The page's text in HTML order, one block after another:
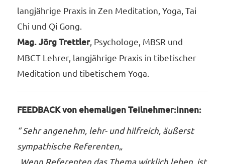
langjährige Praxis in Zen Meditation, Yoga, Tai
Chi und Qi Gong.
Mag. Jörg Trettler, Psychologe, MBSR und
MBCT Lehrer, langjährige Praxis in tibetischer
Meditation und tibetischem Yoga.
FEEDBACK von ehemaligen Teilnehmer:innen:
“Sehr angenehm, lehr- und hilfreich, äußerst
sympathische Referenten
„Wenn Referenten das Thema wirklich leben, ist